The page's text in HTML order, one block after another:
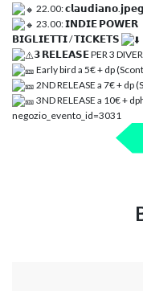
22.00:
23.00: 𝗜𝗡𝗗𝗜𝗘 𝗣𝗢𝗪𝗘𝗥
𝗕𝗜𝗚𝗟𝗜𝗘𝗧𝗧𝗜 / 𝗧𝗜𝗖𝗞𝗘𝗧𝗦
𝟯 𝗥𝗘𝗟𝗘𝗔𝗦𝗘 PER 3
Early bird a 5€ + dp
2ND RELEASE a 7€ + dp
3ND RELEASE a 10€ +
negozio_evento_id=3031